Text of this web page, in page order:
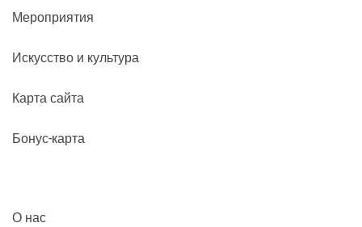
Мероприятия
Искусство и культура
Карта сайта
Бонус-карта
О нас